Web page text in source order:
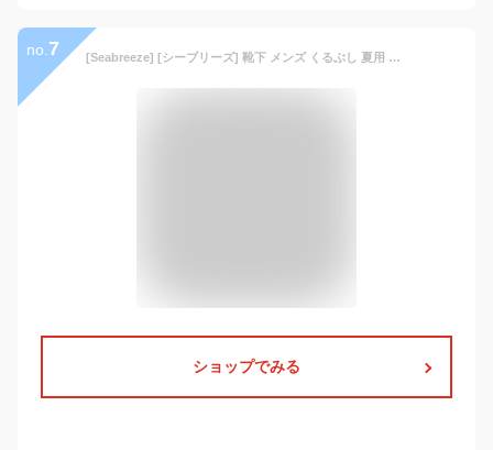
no. 7 [Seabreeze] [シーブリーズ] 靴下 メンズ くるぶし 夏用 6足セット 25-27cm メッシュ レーヨン素材 蒸れにくい
ショップでみる